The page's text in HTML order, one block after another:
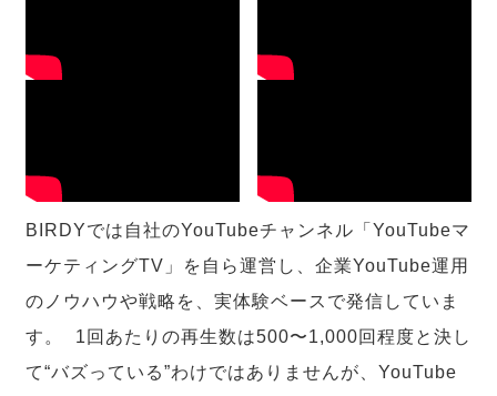
BIRDYでは自社のYouTubeチャンネル「YouTubeマ
ーケティングTV」を自ら運営し、企業YouTube運用
のノウハウや戦略を、実体験ベースで発信していま
す。 1回あたりの再生数は500〜1,000回程度と決し
て“バズっている”わけではありませんが、YouTube